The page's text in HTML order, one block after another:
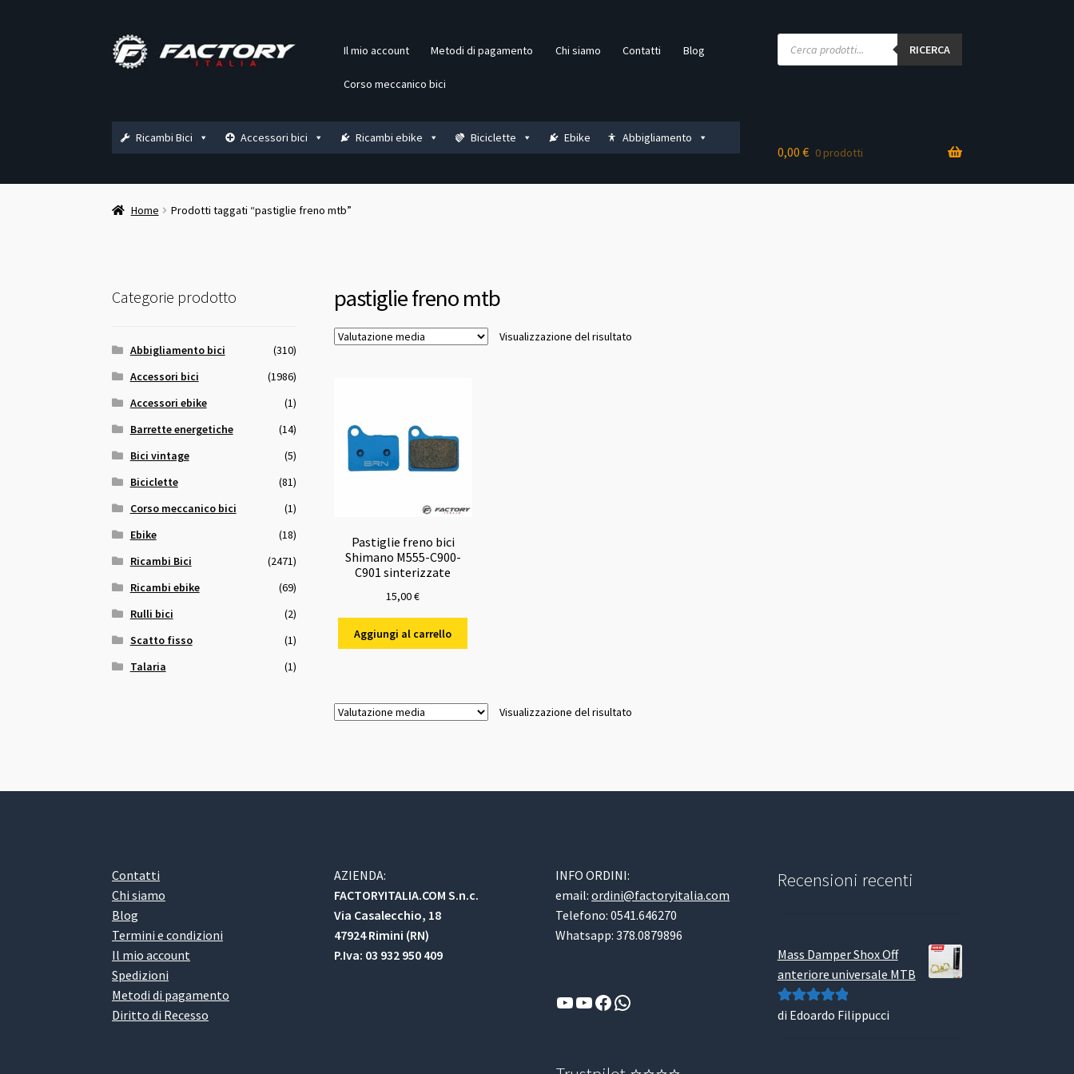
Vai
alla
Vai
al
Il mio account Metodi di pagamento Chi siamo Contatti Blog
Corso meccanico bici
Products
search RICERCA
Ricambi Bici Accessori bici Ricambi ebike Biciclette Ebike Abbigliamento
0,00 € 0 prodotti
Home Prodotti taggati “pastiglie freno mtb”
pastiglie freno mtb
Visualizzazione del risultato
Pastiglie freno bici
Shimano M555-C900-
C901 sinterizzate
15,00€
Aggiungi al carrello
Visualizzazione del risultato
Categorie prodotto
Abbigliamento bici
(310)
Accessori bici
(1986)
Accessori ebike
(1)
Barrette energetiche
(14)
Bici vintage
(5)
Biciclette
(81)
Corso meccanico bici
(1)
Ebike
(18)
Ricambi Bici
(2471)
Ricambi ebike
(69)
Rulli bici
(2)
Scatto fisso
(1)
Talaria
(1)
Contatti
Chi siamo
Blog
Termini e condizioni
Il mio account
Spedizioni
Metodi di pagamento
Diritto di Recesso
AZIENDA:
FACTORYITALIA.COM S.n.c.
Via Casalecchio, 18
47924 Rimini (RN)
P.Iva: 03 932 950 409
INFO ORDINI:
email:ordini@factoryitalia.com
Telefono: 0541.646270
Whatsapp: 378.0879896
YouTube
YouTube
Facebook
WhatsApp
Recensioni recenti
Mass Damper Shox Off
anteriore universale MTB
Valutato5su
di Edoardo Filippucci